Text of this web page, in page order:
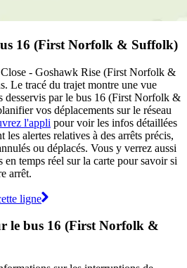
16 (First Norfolk & Suffolk)
- Goshawk Rise (First Norfolk &
Le tracé du trajet montre une vue
desservis par le bus 16 (First Norfolk &
vos déplacements sur le réseau
l'appli pour voir les infos détaillées
alertes relatives à des arrêts précis,
ou déplacés. Vous y verrez aussi
en temps réel sur la carte pour savoir si
arrêt.
ligne
le bus 16 (First Norfolk &